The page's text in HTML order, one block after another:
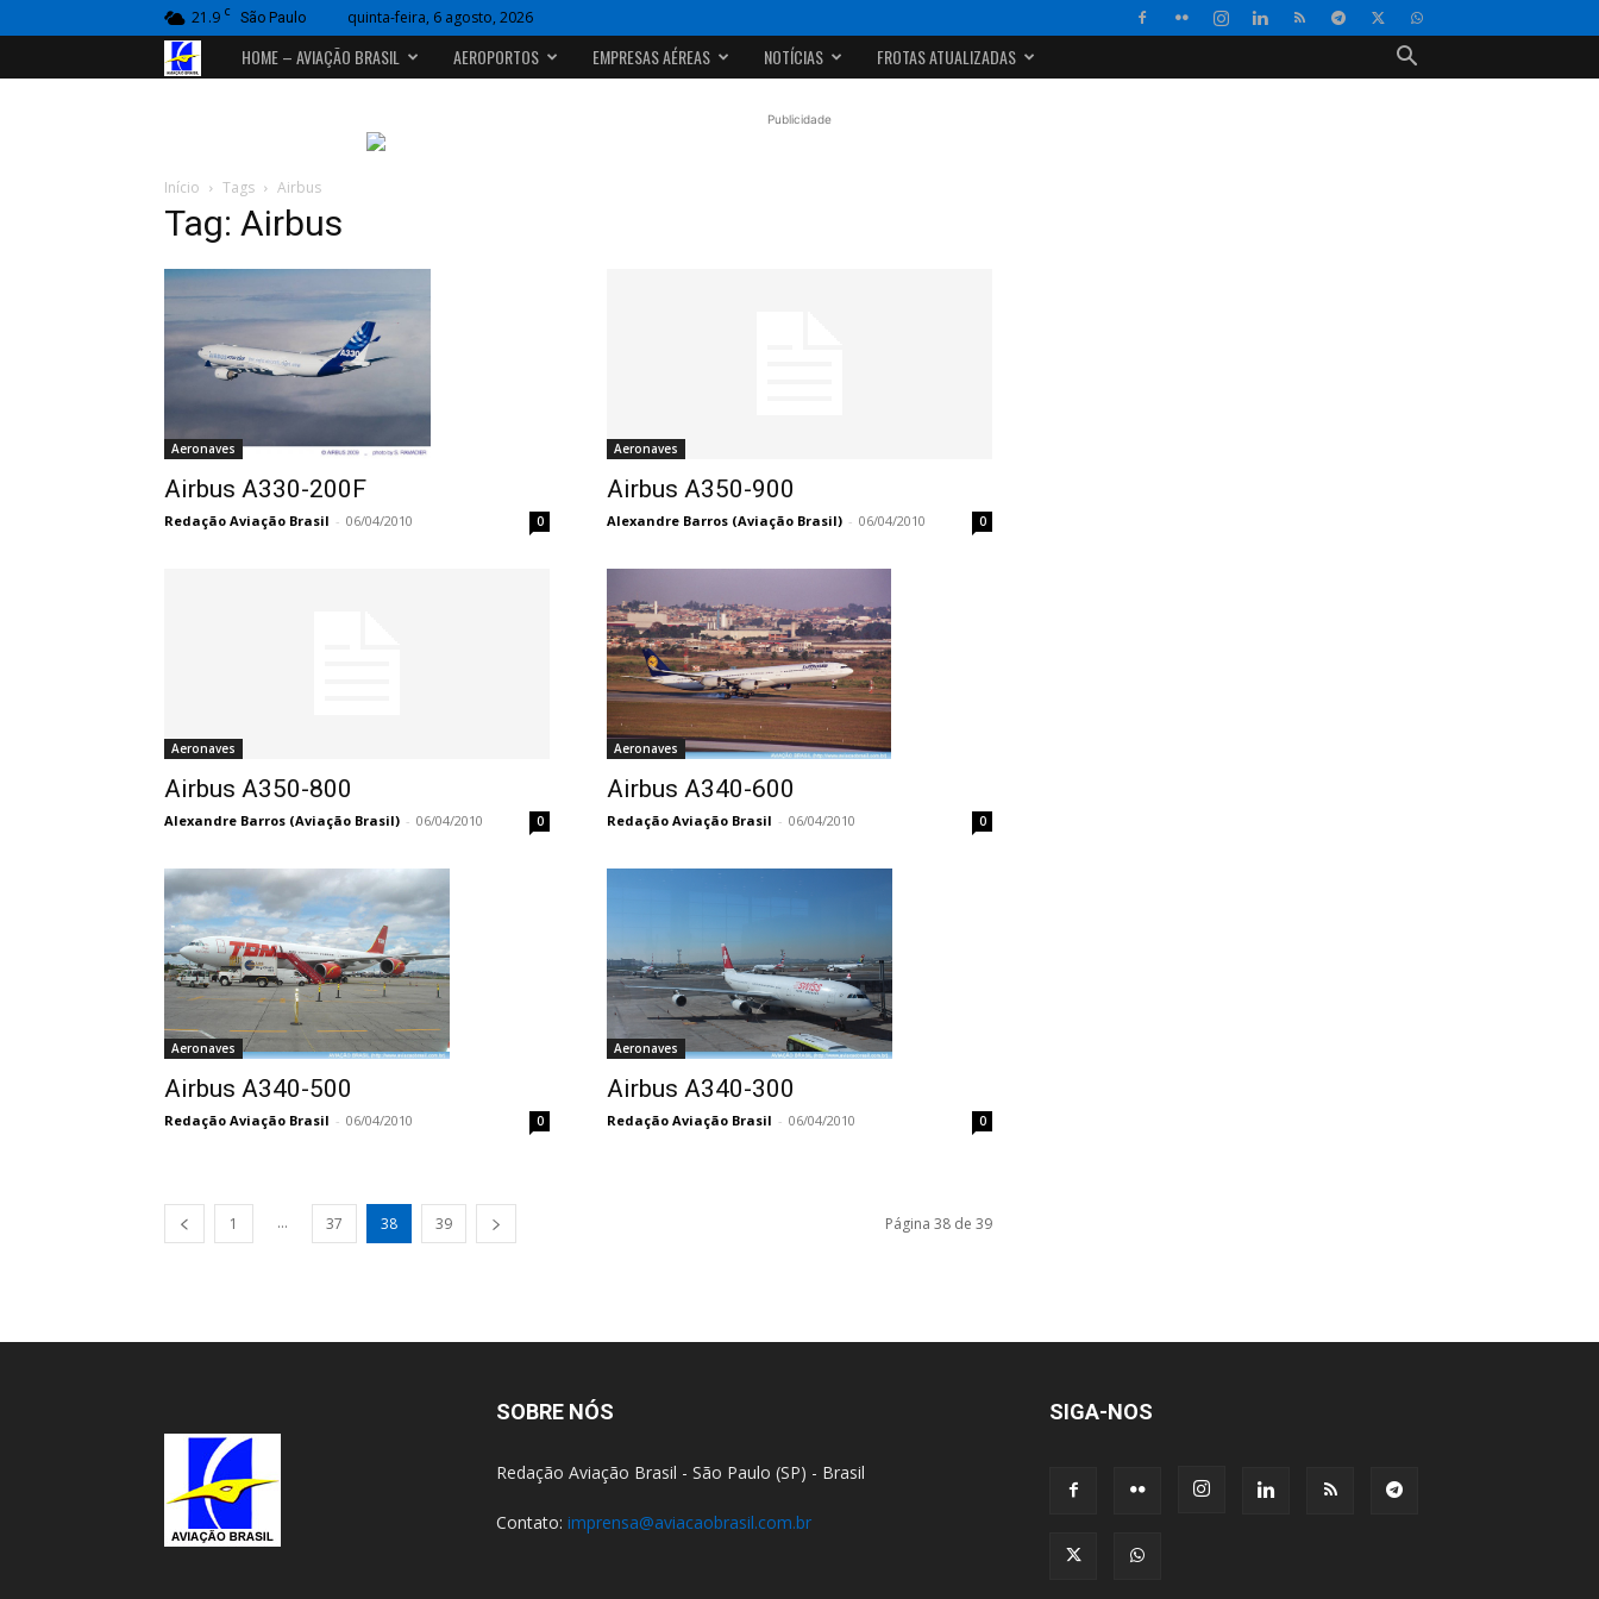
21.9 C São Paulo quinta-feira, 6 agosto, 2026
Portal
HOME – AVIAÇÃO BRASIL AEROPORTOS EMPRESAS AÉREAS NOTÍCIAS FROTAS ATUALIZADAS
Publicidade
Início Tags Airbus
Tag: Airbus
Aeronaves
Airbus A330-200F
Redação Aviação Brasil - 06/04/2010 0
Aeronaves
Airbus A350-900
Alexandre Barros (Aviação Brasil) - 06/04/2010 0
Aeronaves
Airbus A350-800
Alexandre Barros (Aviação Brasil) - 06/04/2010 0
Aeronaves
Airbus A340-600
Redação Aviação Brasil - 06/04/2010 0
Aeronaves
Airbus A340-500
Redação Aviação Brasil - 06/04/2010 0
Aeronaves
Airbus A340-300
Redação Aviação Brasil - 06/04/2010 0
1 ... 37 38 39 Página 38 de 39
SOBRE NÓS
Redação Aviação Brasil - São Paulo (SP) - Brasil
Contato: imprensa@aviacaobrasil.com.br
SIGA-NOS